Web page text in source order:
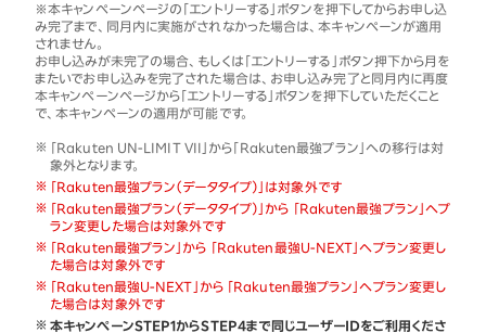
※本キャンペーンページの「エントリーする」ボタンを押下してからお申し込
み完了まで、同月内に実施がされなかった場合は、本キャンペーンが適用
されません。
お申し込みが未完了の場合、もしくは「エントリーする」ボタン押下から月を
またいでお申し込みを完了された場合は、お申し込み完了と同月内に再度
本キャンペーンページから「エントリーする」ボタンを押下していただくこと
で、本キャンペーンの適用が可能です。
「Rakuten UN-LIMIT VII」から「Rakuten最強プラン」への移行は対
象外となります。
「Rakuten最強プラン（データタイプ）」は対象外です
「Rakuten最強プラン（データタイプ）」から 「Rakuten最強プラン」へプ
ラン変更した場合は対象外です
「Rakuten最強プラン」から 「Rakuten最強U-NEXT」へプラン変更し
た場合は対象外です
「Rakuten最強U-NEXT」から 「Rakuten最強プラン」へプラン変更し
た場合は対象外です
本キャンペーンSTEP1からSTEP4まで同じユーザーIDをご利用くださ